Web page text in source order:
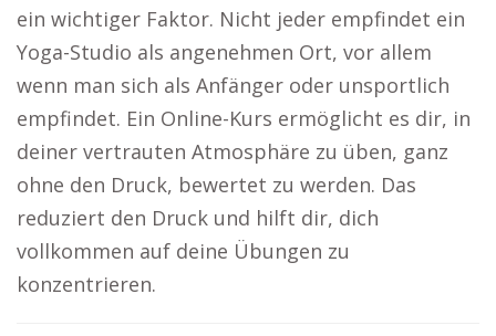
ein wichtiger Faktor. Nicht jeder empfindet ein
Yoga-Studio als angenehmen Ort, vor allem
wenn man sich als Anfänger oder unsportlich
empfindet. Ein Online-Kurs ermöglicht es dir, in
deiner vertrauten Atmosphäre zu üben, ganz
ohne den Druck, bewertet zu werden. Das
reduziert den Druck und hilft dir, dich
vollkommen auf deine Übungen zu
konzentrieren.